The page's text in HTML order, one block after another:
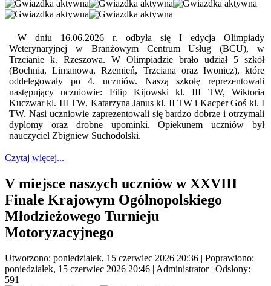
W dniu 16.06.2026 r. odbyła się I edycja Olimpiady
Weterynaryjnej w Branżowym Centrum Usług (BCU), w
Trzcianie k. Rzeszowa. W Olimpiadzie brało udział 5 szkół
(Bochnia, Limanowa, Rzemień, Trzciana oraz Iwonicz), które
oddelegowały po 4. uczniów. Naszą szkołę reprezentowali
następujący uczniowie: Filip Kijowski kl. III TW, Wiktoria
Kuczwar kl. III TW, Katarzyna Janus kl. II TW i Kacper Goś kl. I
TW. Nasi uczniowie zaprezentowali się bardzo dobrze i otrzymali
dyplomy oraz drobne upominki. Opiekunem uczniów był
nauczyciel Zbigniew Suchodolski.
Czytaj więcej...
V miejsce naszych uczniów w XXVIII
Finale Krajowym Ogólnopolskiego
Młodzieżowego Turnieju
Motoryzacyjnego
Utworzono: poniedziałek, 15 czerwiec 2026 20:36 | Poprawiono:
poniedziałek, 15 czerwiec 2026 20:46 | Administrator| Odsłony:
591